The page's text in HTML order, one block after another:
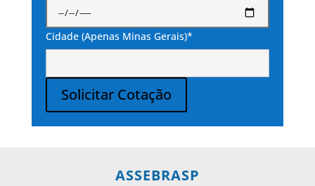
Cidade (Apenas Minas Gerais)*
Solicitar Cotação
ASSEBRASP